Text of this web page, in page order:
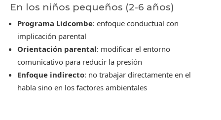
En los niños pequeños (2-6 años)
Programa Lidcombe: enfoque conductual con
implicación parental
Orientación parental: modificar el entorno
comunicativo para reducir la presión
Enfoque indirecto: no trabajar directamente en el
habla sino en los factores ambientales